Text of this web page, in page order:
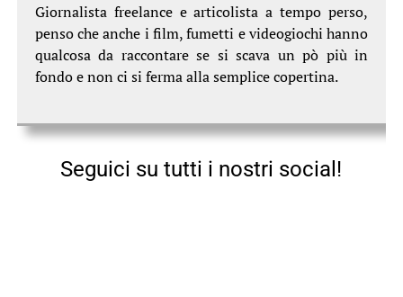
Giornalista freelance e articolista a tempo perso,
penso che anche i film, fumetti e videogiochi hanno
qualcosa da raccontare se si scava un pò più in
fondo e non ci si ferma alla semplice copertina.
Seguici su tutti i nostri social!